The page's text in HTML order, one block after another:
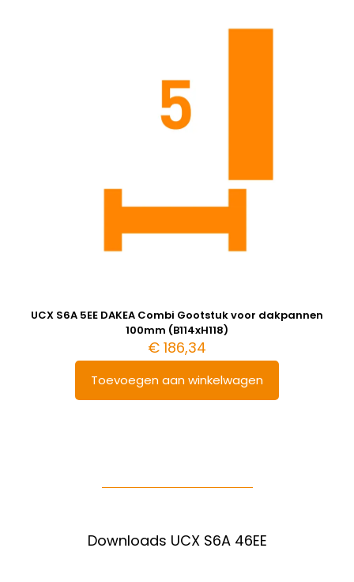
UCX S6A 5EE DAKEA Combi Gootstuk voor dakpannen
100mm (B114xH118)
€ 186,34
Toevoegen aan winkelwagen
Downloads UCX S6A 46EE